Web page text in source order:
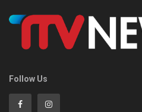
Follow Us